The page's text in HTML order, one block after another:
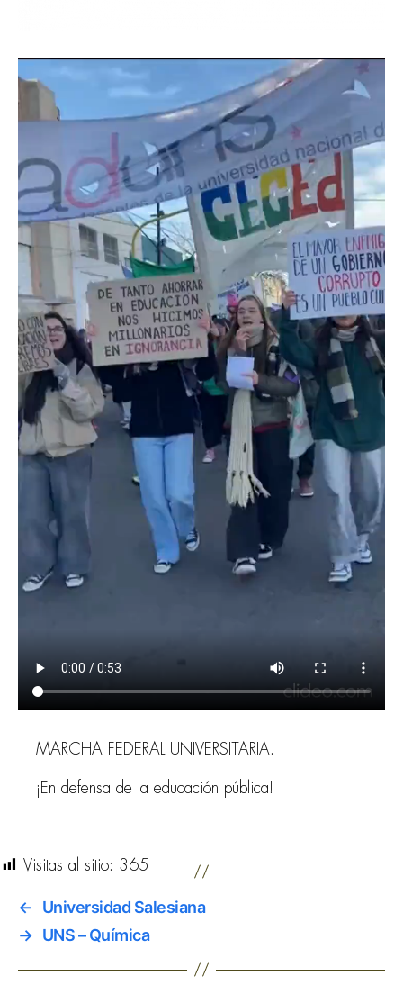
MARCHA FEDERAL UNIVERSITARIA.
¡En defensa de la educación pública!
Visitas al sitio: 365
←
Universidad Salesiana
→ UNS – Química